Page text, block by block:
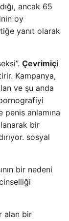
ancak 65
oy
yanıt olarak
Çevrimiçi
Kampanya,
ve şu anda
penis anlamına
bir
sosyal
bir nedeni
alan bir